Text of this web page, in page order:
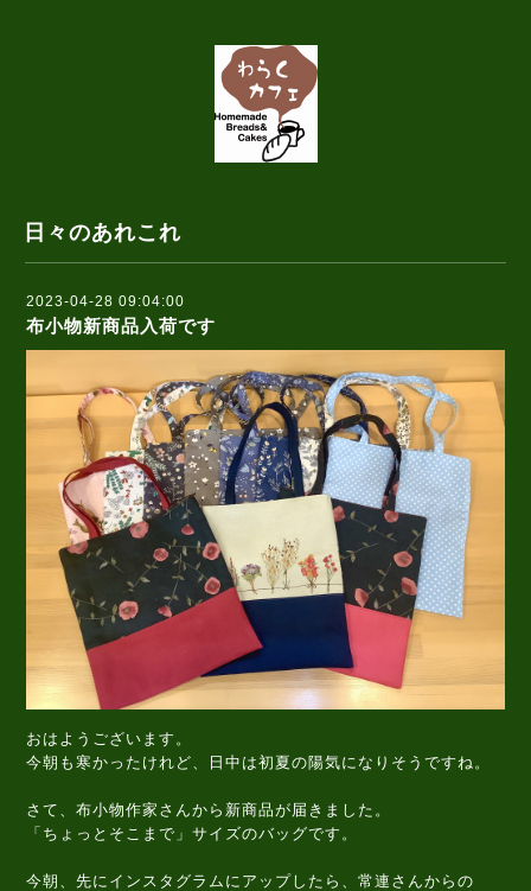
日々のあれこれ
2023-04-28 09:04:00
布小物新商品入荷です
おはようございます。
今朝も寒かったけれど、日中は初夏の陽気になりそうですね。
さて、布小物作家さんから新商品が届きました。
「ちょっとそこまで」サイズのバッグです。
今朝、先にインスタグラムにアップしたら、常連さんからの